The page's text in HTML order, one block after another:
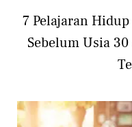
7 Pelajaran
Sebelum Usia